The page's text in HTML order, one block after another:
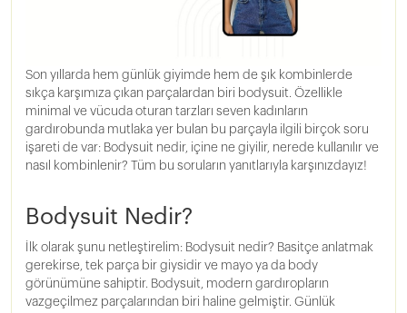
Son yıllarda hem günlük giyimde hem de şık kombinlerde
sıkça karşımıza çıkan parçalardan biri bodysuit. Özellikle
minimal ve vücuda oturan tarzları seven kadınların
gardırobunda mutlaka yer bulan bu parçayla ilgili birçok soru
işareti de var: Bodysuit nedir, içine ne giyilir, nerede kullanılır ve
nasıl kombinlenir? Tüm bu soruların yanıtlarıyla karşınızdayız!
Bodysuit Nedir?
İlk olarak şunu netleştirelim: Bodysuit nedir? Basitçe anlatmak
gerekirse, tek parça bir giysidir ve mayo ya da body
görünümüne sahiptir. Bodysuit, modern gardıropların
vazgeçilmez parçalarından biri haline gelmiştir. Günlük